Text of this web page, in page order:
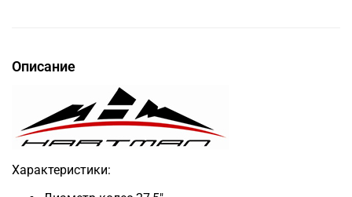
Описание
Характеристики: